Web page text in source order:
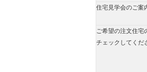
住宅見学会のご案
ご希望の注文住宅
チェックしてくだ